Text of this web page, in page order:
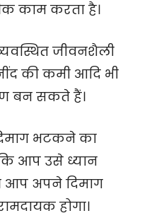
काम करता है।
जीवनशैली
की कमी आदि भी
बन सकते हैं।
भटकने का
आप उसे ध्यान
आप अपने दिमाग
होगा।